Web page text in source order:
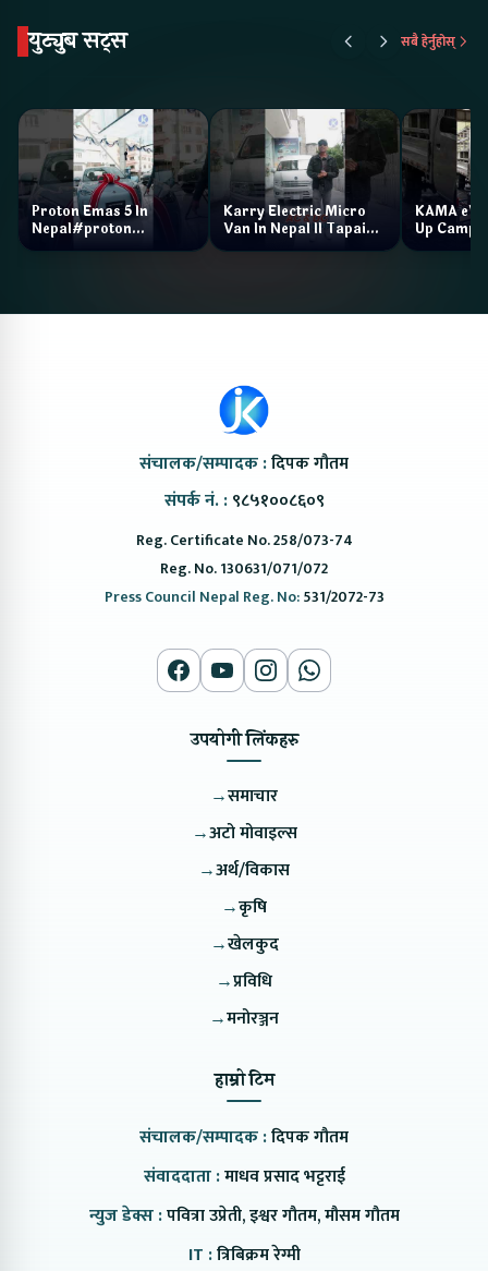
युट्युब सट्स सबै हेर्नुहोस्
Proton Emas 5 In
Nepal#proton
#protonemas5#protonnepal#evcarnepal
Karry Electric Micro
Van In Nepal II Tapaiko
Bazar II Jankari
KAMA eV
Up Camp
संचालक/सम्पादक :दिपक गौतम
संपर्क नं. : ९८५१००८६०९
Reg. Certificate No. 258/073-74
Reg. No. 130631/071/072
Press Council Nepal Reg. No:531/2072-73
उपयोगी लिंकहरु
→समाचार
→अटो मोवाइल्स
→अर्थ/विकास
→कृषि
→खेलकुद
→प्रविधि
→मनोरञ्जन
हाम्रो टिम
संचालक/सम्पादक :दिपक गौतम
संवाददाता :माधव प्रसाद भट्टराई
न्युज डेक्स :पवित्रा उप्रेती, इश्वर गौतम, मौसम गौतम
IT :त्रिबिक्रम रेग्मी